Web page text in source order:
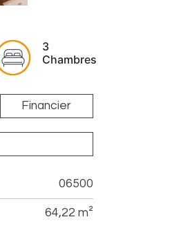
3
Chambres
Financier
06500
64,22 m²